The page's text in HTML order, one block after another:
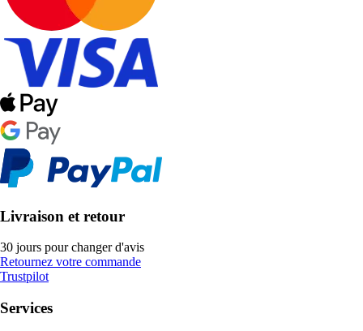
Livraison et retour
30 jours pour changer d'avis
Retournez votre commande
Trustpilot
Services